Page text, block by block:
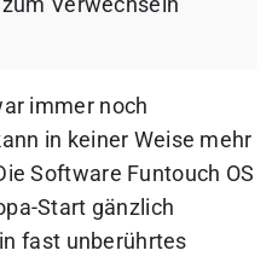
immer noch
in keiner Weise mehr
Software Funtouch OS
Start gänzlich
fast unberührtes